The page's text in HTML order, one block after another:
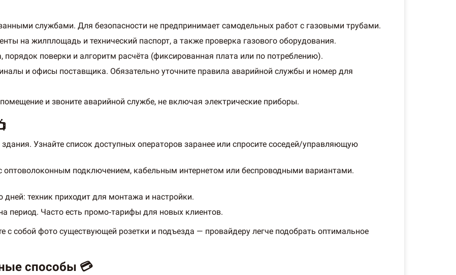
службами. Для безопасности не предпринимает самодельных работ с газовыми трубами.
на жилплощадь и технический паспорт, а также проверка газового оборудования.
порядок поверки и алгоритм расчёта (фиксированная плата или по потреблению).
и офисы поставщика. Обязательно уточните правила аварийной службы и номер для
и звоните аварийной службе, не включая электрические приборы.
Узнайте список доступных операторов заранее или спросите соседей/управляющую
подключением, кабельным интернетом или беспроводными вариантами.
техник приходит для монтажа и настройки.
период. Часто есть промо‑тарифы для новых клиентов.
с собой фото существующей розетки и подъезда — провайдеру легче подобрать оптимальное
способы 💳